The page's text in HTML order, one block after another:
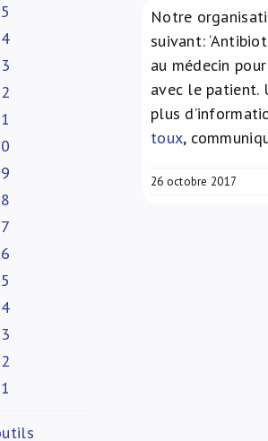
Notre
suivant:
au médecin
avec le patient.
plus
toux,
26 octobre 2017